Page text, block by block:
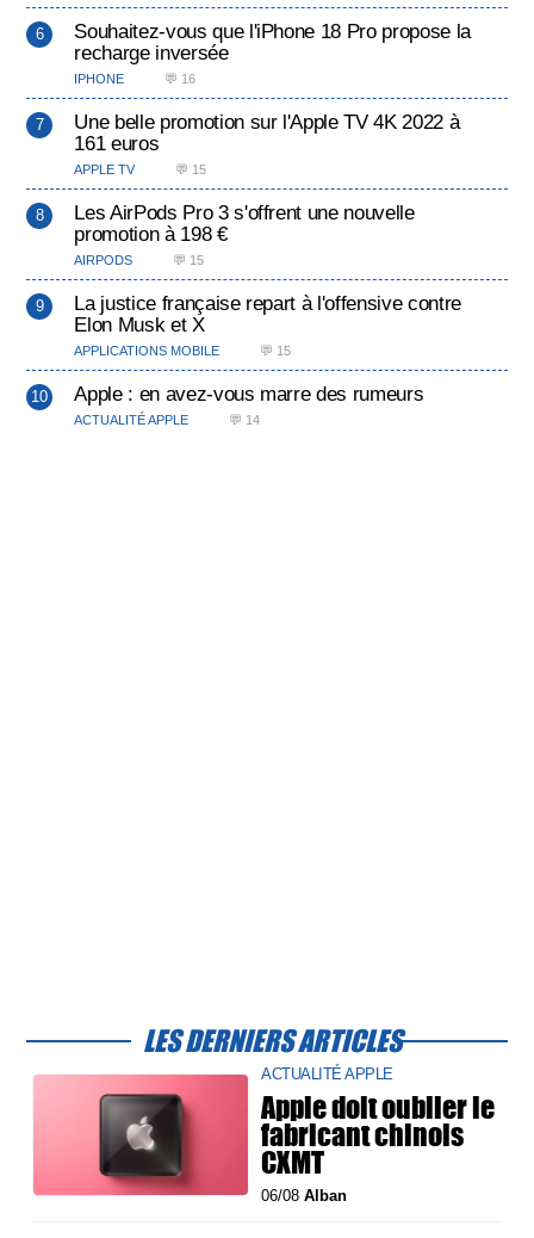
Souhaitez-vous que l'iPhone 18 Pro propose la
recharge inversée
IPHONE 💬 16
Une belle promotion sur l'Apple TV 4K 2022 à
161 euros
APPLE TV 💬 15
Les AirPods Pro 3 s'offrent une nouvelle
promotion à 198 €
AIRPODS 💬 15
La justice française repart à l'offensive contre
Elon Musk et X
APPLICATIONS MOBILE 💬 15
Apple : en avez-vous marre des rumeurs
ACTUALITÉ APPLE 💬 14
LES DERNIERS ARTICLES
ACTUALITÉ APPLE
Apple doit oublier le
fabricant chinois
CXMT
06/08Alban